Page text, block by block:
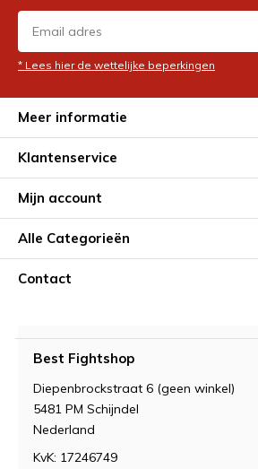
* Lees hier de wettelijke beperkingen
Meer informatie
Klantenservice
Mijn account
Alle Categorieën
Contact
Best Fightshop
Diepenbrockstraat 6 (geen winkel)
5481 PM Schijndel
Nederland
KvK: 17246749